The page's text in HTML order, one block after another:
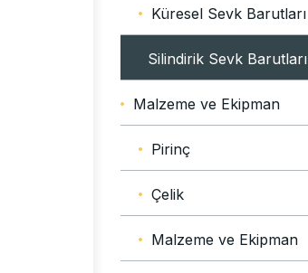
Küresel Sevk Barutları
Silindirik Sevk Barutları
Malzeme ve Ekipman
Pirinç
Çelik
Malzeme ve Ekipman